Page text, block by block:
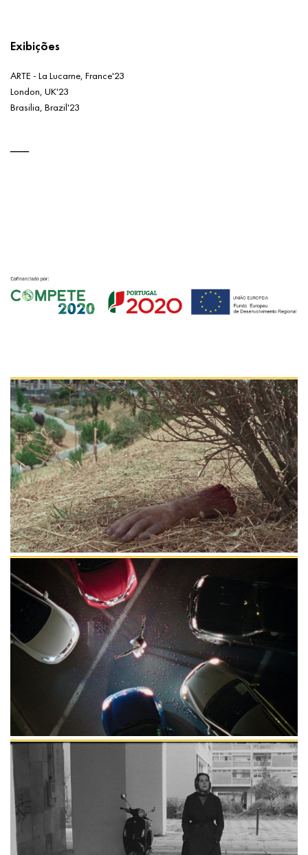
Exibições
ARTE - La Lucarne, France'23
London, UK'23
Brasilia, Brazil'23